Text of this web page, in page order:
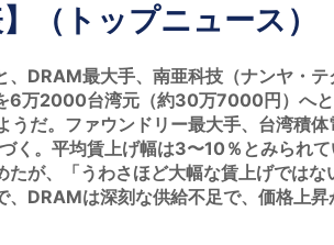
（トップニュース）
DRAM最大手、南亜科技（ナンヤ・テ
6万2000台湾元（約30万7000円）へ
だ。ファウンドリー最大手、台湾積体
く。平均賃上げ幅は3〜10％とみられ
たが、「うわさほど大幅な賃上げでは
、DRAMは深刻な供給不足で、価格上